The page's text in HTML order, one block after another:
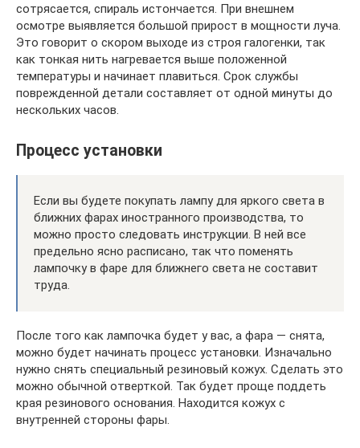
сотрясается, спираль истончается. При внешнем
осмотре выявляется большой прирост в мощности луча.
Это говорит о скором выходе из строя галогенки, так
как тонкая нить нагревается выше положенной
температуры и начинает плавиться. Срок службы
поврежденной детали составляет от одной минуты до
нескольких часов.
Процесс установки
Если вы будете покупать лампу для яркого света в
ближних фарах иностранного производства, то
можно просто следовать инструкции. В ней все
предельно ясно расписано, так что поменять
лампочку в фаре для ближнего света не составит
труда.
После того как лампочка будет у вас, а фара — снята,
можно будет начинать процесс установки. Изначально
нужно снять специальный резиновый кожух. Сделать это
можно обычной отверткой. Так будет проще поддеть
края резинового основания. Находится кожух с
внутренней стороны фары.